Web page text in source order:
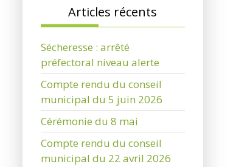
Articles récents
Sécheresse : arrêté
préfectoral niveau alerte
Compte rendu du conseil
municipal du 5 juin 2026
Cérémonie du 8 mai
Compte rendu du conseil
municipal du 22 avril 2026